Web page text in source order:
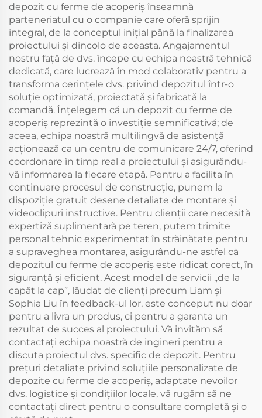
depozit cu ferme de acoperiș înseamnă
parteneriatul cu o companie care oferă sprijin
integral, de la conceptul inițial până la finalizarea
proiectului și dincolo de aceasta. Angajamentul
nostru față de dvs. începe cu echipa noastră tehnică
dedicată, care lucrează în mod colaborativ pentru a
transforma cerințele dvs. privind depozitul într-o
soluție optimizată, proiectată și fabricată la
comandă. Înțelegem că un depozit cu ferme de
acoperiș reprezintă o investiție semnificativă; de
aceea, echipa noastră multilingvă de asistență
acționează ca un centru de comunicare 24/7, oferind
coordonare în timp real a proiectului și asigurându-
vă informarea la fiecare etapă. Pentru a facilita în
continuare procesul de construcție, punem la
dispoziție gratuit desene detaliate de montare și
videoclipuri instructive. Pentru clienții care necesită
expertiză suplimentară pe teren, putem trimite
personal tehnic experimentat în străinătate pentru
a supraveghea montarea, asigurându-ne astfel că
depozitul cu ferme de acoperiș este ridicat corect, în
siguranță și eficient. Acest model de servicii „de la
capăt la cap”, lăudat de clienți precum Liam și
Sophia Liu în feedback-ul lor, este conceput nu doar
pentru a livra un produs, ci pentru a garanta un
rezultat de succes al proiectului. Vă invităm să
contactați echipa noastră de ingineri pentru a
discuta proiectul dvs. specific de depozit. Pentru
prețuri detaliate privind soluțiile personalizate de
depozite cu ferme de acoperiș, adaptate nevoilor
dvs. logistice și condițiilor locale, vă rugăm să ne
contactați direct pentru o consultare completă și o